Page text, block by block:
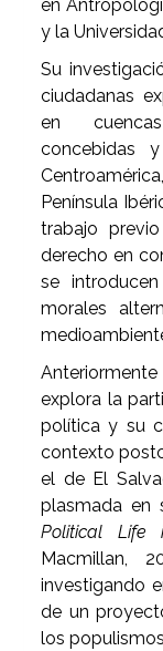
en
y la
Su
ciudadanas
en
concebidas
Península
trabajo
derecho en
se
morales
explora la
política y su
contexto
el de El
plasmada en
Political Life
Macmillan,
investigando
de un
los